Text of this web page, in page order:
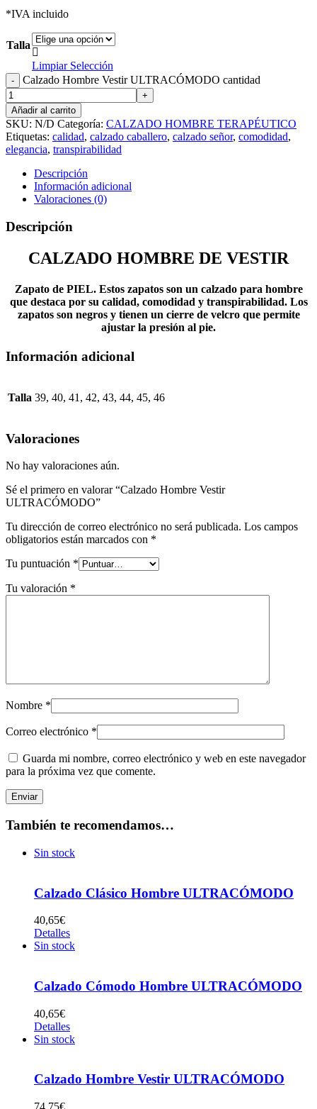
*IVA incluido
Talla

Limpiar Selección
Calzado Hombre Vestir ULTRACÓMODO cantidad
Añadir al carrito
SKU: N/D Categoría: CALZADO HOMBRE TERAPÉUTICO
Etiquetas: calidad, calzado caballero, calzado señor, comodidad,
elegancia, transpirabilidad
Descripción
Información adicional
Valoraciones (0)
Descripción
CALZADO HOMBRE DE VESTIR
Zapato de PIEL. Estos zapatos son un calzado para hombre
que destaca por su calidad, comodidad y transpirabilidad. Los
zapatos son negros y tienen un cierre de velcro que permite
ajustar la presión al pie.
Información adicional
Talla 39, 40, 41, 42, 43, 44, 45, 46
Valoraciones
No hay valoraciones aún.
Sé el primero en valorar “Calzado Hombre Vestir
ULTRACÓMODO”
Tu dirección de correo electrónico no será publicada. Los campos
obligatorios están marcados con *
Tu puntuación *
Tu valoración *
Nombre *
Correo electrónico *
Guarda mi nombre, correo electrónico y web en este navegador
para la próxima vez que comente.
También te recomendamos…
Sin stock
Calzado Clásico Hombre ULTRACÓMODO
40,65€
Detalles
Sin stock
Calzado Cómodo Hombre ULTRACÓMODO
40,65€
Detalles
Sin stock
Calzado Hombre Vestir ULTRACÓMODO